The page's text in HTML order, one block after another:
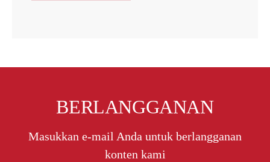
BERLANGGANAN
Masukkan e-mail Anda untuk berlangganan
konten kami